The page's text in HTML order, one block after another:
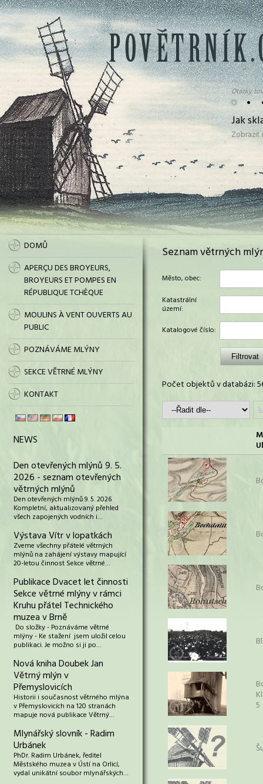
• •
Otázky
Jak
DOMŮ
APERÇU DES BROYEURS,
BROYEURS ET POMPES EN
RÉPUBLIQUE TCHÈQUE
MOULINS À VENT OUVERTS AU
PUBLIC
POZNÁVÁME MLÝNY
SEKCE VĚTRNÉ MLÝNY
KONTAKT
NEWS
Den otevřených mlýnů 9. 5.
2026 - seznam otevřených
větrných mlýnů
Den otevřených mlýnů 9. 5. 2026
Kompletní, aktualizovaný přehled
všech zapojených vodních i…
Výstava Vítr v lopatkách
Zveme všechny přátelé větrných
mlýnů na zahájení výstavy mapující
20-letou činnost Sekce větrné…
Publikace Dvacet let činnosti
Sekce větrné mlýny v rámci
Kruhu přátel Technického
muzea v Brně
Do složky - Poznáváme větrné
mlýny - Ke stažení jsem uložil celou
publikaci. Je možno si ji po…
Nová kniha Doubek Jan
Větrný mlýn v
Přemyslovicích
Historii i současnost větrného mlýna
v Přemyslovicích na 120 stranách
mapuje nová publikace Větrný…
Mlynářský slovník - Radim
Urbánek
PhDr. Radim Urbánek, ředitel
Městského muzea v Ústí na Orlicí,
vydal unikátní soubor mlynářských…
Seznam větrných
Město, obec:
Katastrální
území:
Katalogové číslo:
Počet objektů v databázi:
5